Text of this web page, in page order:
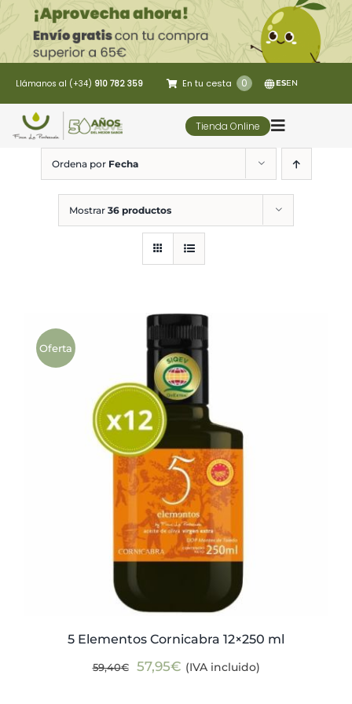
Saltar
al
contenido
Llámanos al (+34) 910 782 359 En tu cesta 0 ESEN
Tienda Online
Toggle
5 Elementos
Oleoturismo
Ordena por Fecha
Mostrar 36 productos
Oferta
5 Elementos Cornicabra 12×250 ml
59,40€
El
57,95€El(IVA incluido)